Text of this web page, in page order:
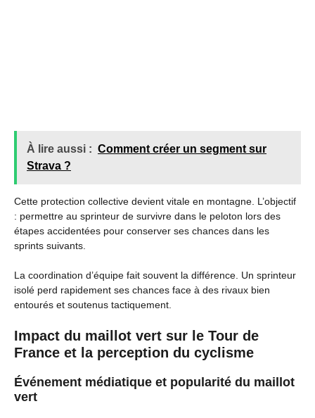
À lire aussi : Comment créer un segment sur
Strava ?
Cette protection collective devient vitale en montagne. L’objectif
: permettre au sprinteur de survivre dans le peloton lors des
étapes accidentées pour conserver ses chances dans les
sprints suivants.
La coordination d’équipe fait souvent la différence. Un sprinteur
isolé perd rapidement ses chances face à des rivaux bien
entourés et soutenus tactiquement.
Impact du maillot vert sur le Tour de
France et la perception du cyclisme
Événement médiatique et popularité du maillot
vert